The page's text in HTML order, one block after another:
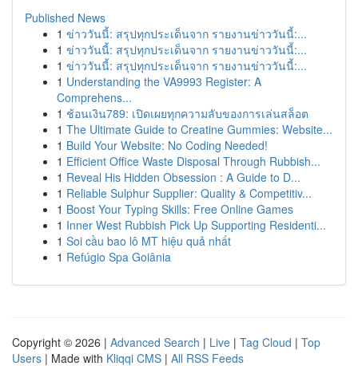
Published News
1 ข่าววันนี้: สรุปทุกประเด็นจาก รายงานข่าววันนี้:...
1 ข่าววันนี้: สรุปทุกประเด็นจาก รายงานข่าววันนี้:...
1 ข่าววันนี้: สรุปทุกประเด็นจาก รายงานข่าววันนี้:...
1 Understanding the VA9993 Register: A
Comprehens...
1 ช้อนเงิน789: เปิดเผยทุกความลับของการเล่นสล็อต
1 The Ultimate Guide to Creatine Gummies: Website...
1 Build Your Website: No Coding Needed!
1 Efficient Office Waste Disposal Through Rubbish...
1 Reveal His Hidden Obsession : A Guide to D...
1 Reliable Sulphur Supplier: Quality & Competitiv...
1 Boost Your Typing Skills: Free Online Games
1 Inner West Rubbish Pick Up Supporting Residenti...
1 Soi cầu bao lô MT hiệu quả nhất
1 Refúgio Spa Goiânia
Copyright © 2026 | Advanced Search | Live | Tag Cloud | Top
Users | Made with Kliqqi CMS | All RSS Feeds